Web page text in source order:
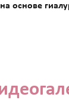
основе